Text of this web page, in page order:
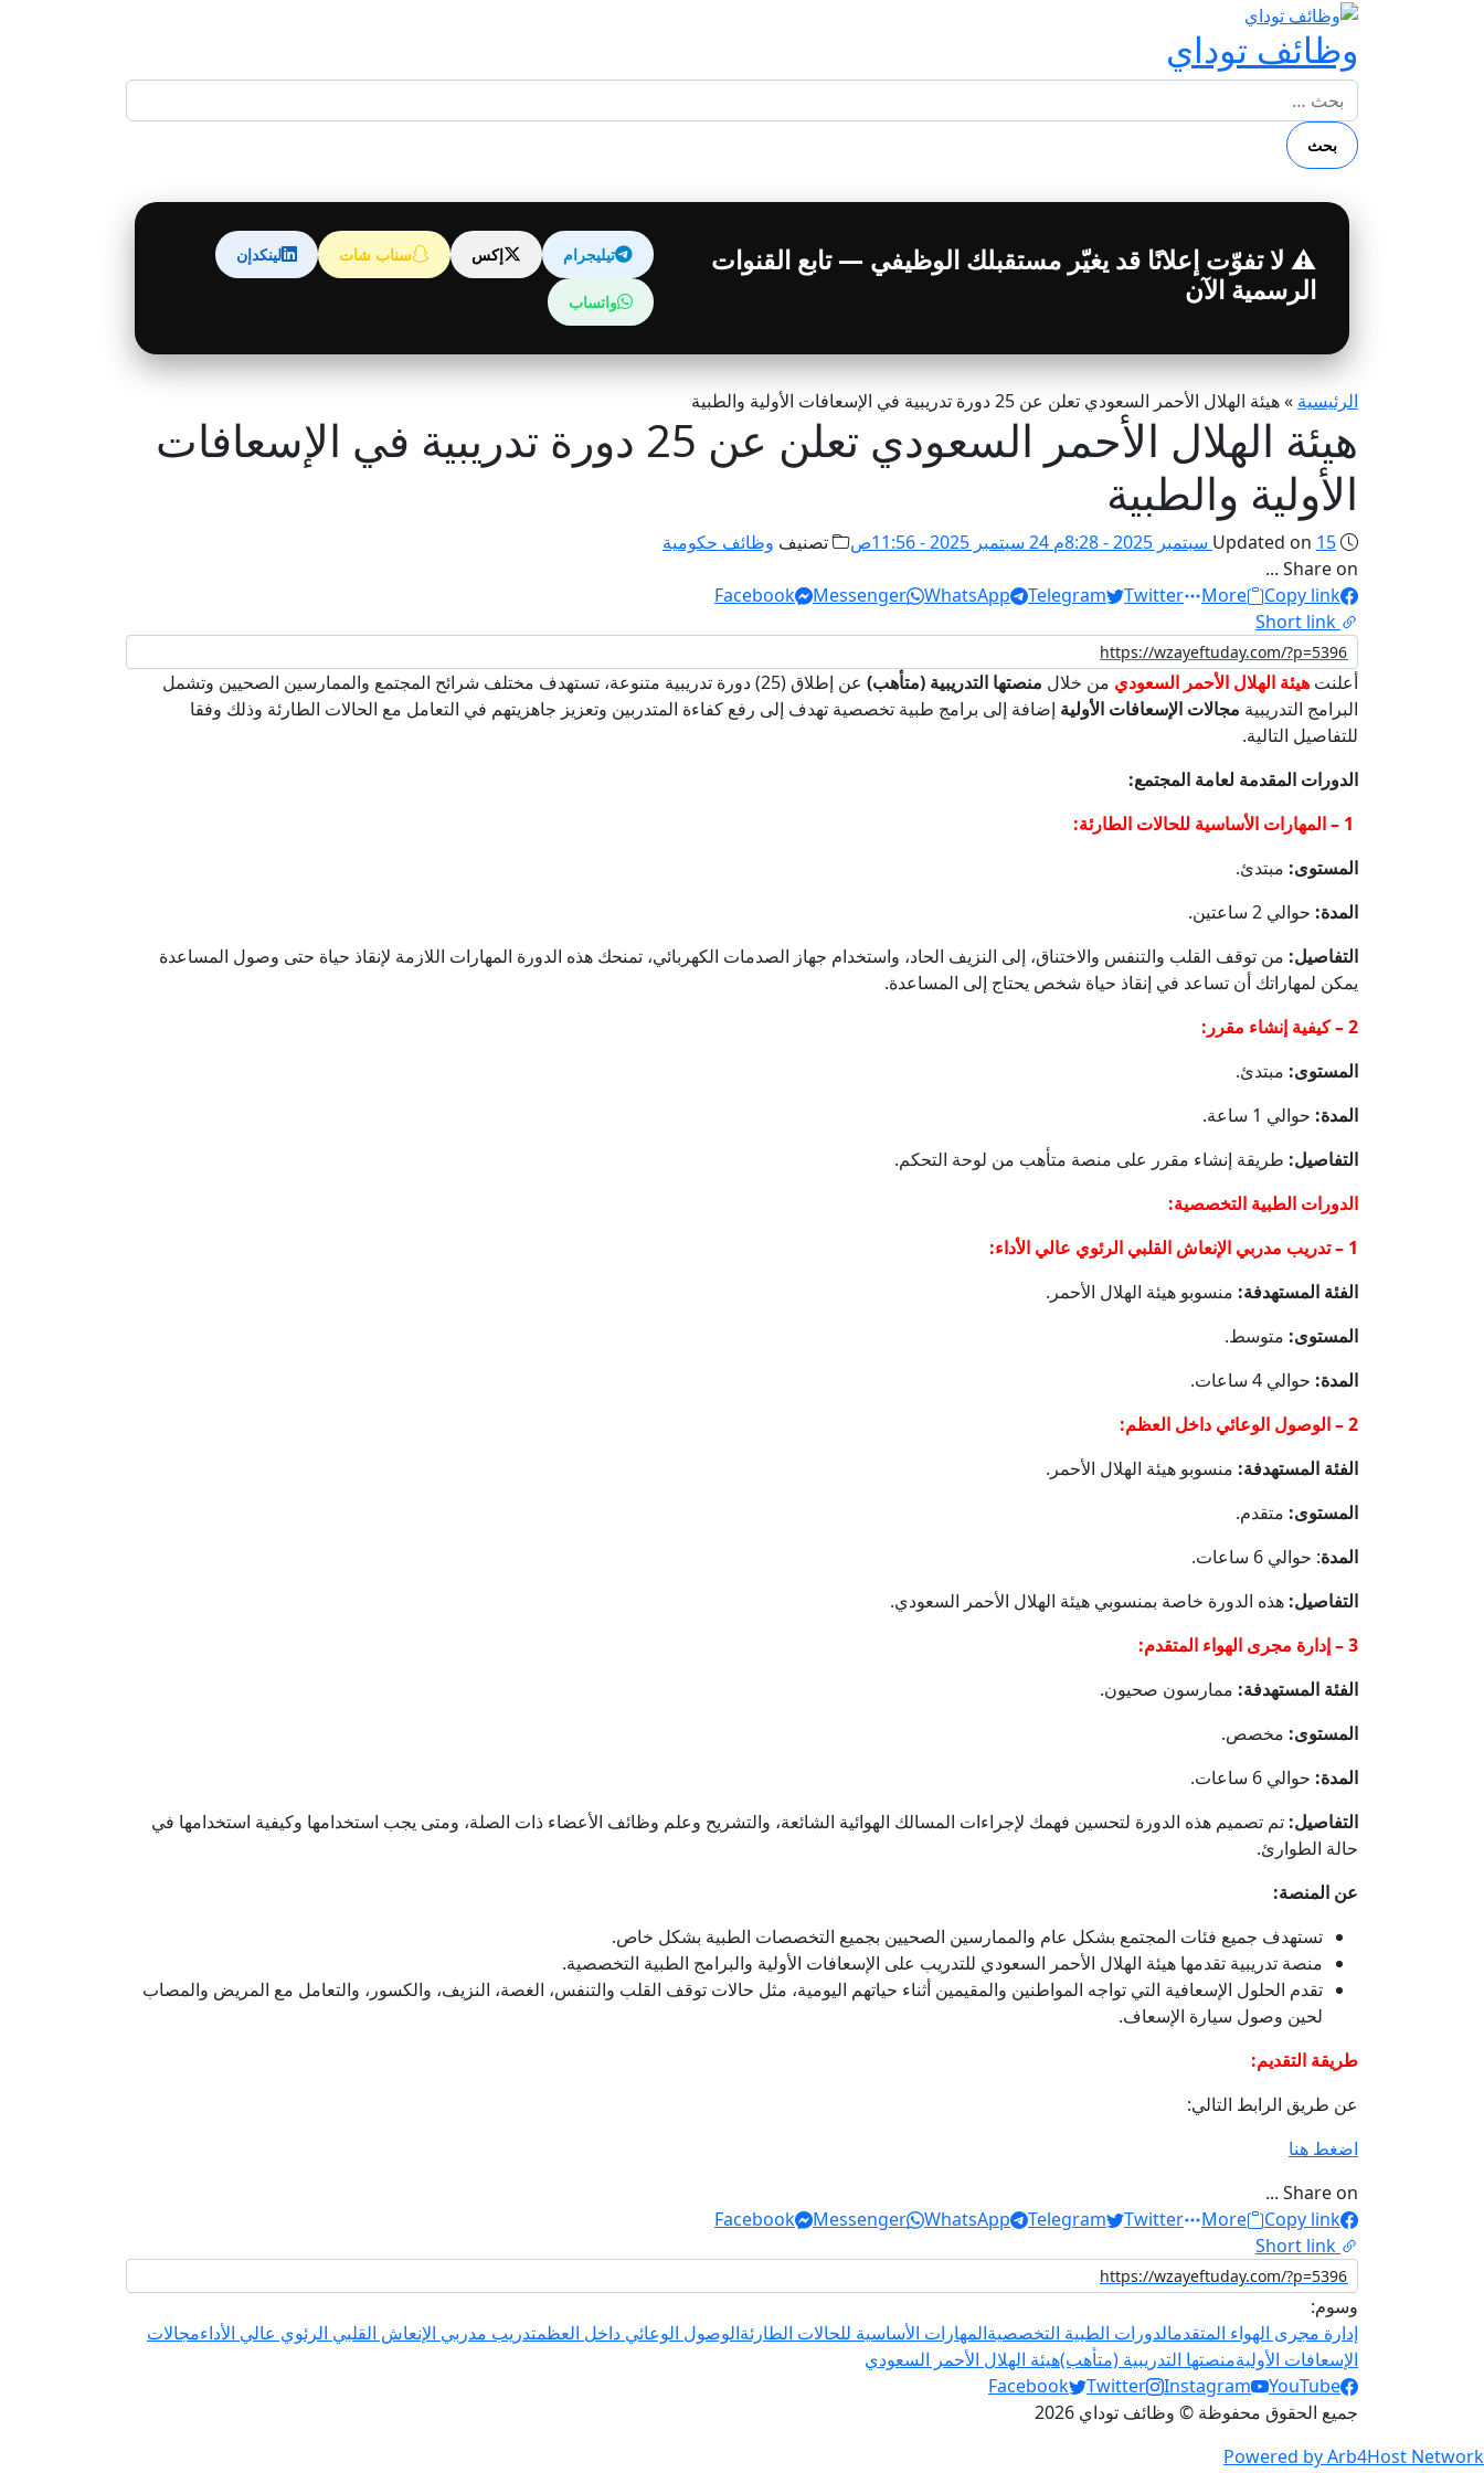
وظائف توداي
البحث عن:
⚠️ لا تفوّت إعلانًا قد يغيّر مستقبلك الوظيفي — تابع القنوات
الرسمية الآن
تيليجرام إكس سناب شات لينكدإن
واتساب
الرئيسية »هيئة الهلال الأحمر السعودي تعلن عن 25 دورة تدريبية في الإسعافات الأولية والطبية
هيئة الهلال الأحمر السعودي تعلن عن 25 دورة تدريبية في الإسعافات
الأولية والطبية
Updated on 15 سبتمبر 2025 - 8:28م 24 سبتمبر 2025 - 11:56ص تصنيف وظائف حكومية
Share on ...
Facebook
Messenger WhatsApp Telegram Twitter More
Copy link
Short link
أعلنت هيئة الهلال الأحمر السعودي من خلال منصتها التدريبية (متأهب)
عن إطلاق (25) دورة تدريبية متنوعة، تستهدف مختلف شرائح المجتمع والممارسين الصحيين وتشمل
البرامج التدريبية مجالات الإسعافات الأولية إضافة إلى برامج طبية تخصصية تهدف إلى رفع كفاءة المتدربين وتعزيز جاهزيتهم في التعامل مع الحالات الطارئة وذلك وفقا
للتفاصيل التالية.
الدورات المقدمة لعامة المجتمع:
المستوى: مبتدئ.
المدة: حوالي 2 ساعتين.
التفاصيل: من توقف القلب والتنفس والاختناق، إلى النزيف الحاد، واستخدام جهاز الصدمات الكهربائي، تمنحك هذه الدورة المهارات اللازمة لإنقاذ حياة حتى وصول المساعدة
يمكن لمهاراتك أن تساعد في إنقاذ حياة شخص يحتاج إلى المساعدة.
2 – كيفية إنشاء مقرر:
المستوى: مبتدئ.
المدة: حوالي 1 ساعة.
التفاصيل: طريقة إنشاء مقرر على منصة متأهب من لوحة التحكم.
الدورات الطبية التخصصية:
1 – تدريب مدربي الإنعاش القلبي الرئوي عالي الأداء:
الفئة المستهدفة: منسوبو هيئة الهلال الأحمر.
المستوى: متوسط.
المدة: حوالي 4 ساعات.
2 – الوصول الوعائي داخل العظم:
الفئة المستهدفة: منسوبو هيئة الهلال الأحمر.
المستوى: متقدم.
المدة: حوالي 6 ساعات.
التفاصيل: هذه الدورة خاصة بمنسوبي هيئة الهلال الأحمر السعودي.
3 – إدارة مجرى الهواء المتقدم:
الفئة المستهدفة: ممارسون صحيون.
المستوى: مخصص.
المدة: حوالي 6 ساعات.
التفاصيل: تم تصميم هذه الدورة لتحسين فهمك لإجراءات المسالك الهوائية الشائعة، والتشريح وعلم وظائف الأعضاء ذات الصلة، ومتى يجب استخدامها وكيفية استخدامها في
حالة الطوارئ.
عن المنصة:
تستهدف جميع فئات المجتمع بشكل عام والممارسين الصحيين بجميع التخصصات الطبية بشكل خاص.
منصة تدريبية تقدمها هيئة الهلال الأحمر السعودي للتدريب على الإسعافات الأولية والبرامج الطبية التخصصية.
تقدم الحلول الإسعافية التي تواجه المواطنين والمقيمين أثناء حياتهم اليومية، مثل حالات توقف القلب والتنفس، الغصة، النزيف، والكسور، والتعامل مع المريض والمصاب
لحين وصول سيارة الإسعاف.
طريقة التقديم:
عن طريق الرابط التالي:
اضغط هنا
Share on ...
Facebook
Messenger WhatsApp Telegram Twitter More
Copy link
Short link
وسوم:
إدارة مجرى الهواء المتقدمالدورات الطبية التخصصيةالمهارات الأساسية للحالات الطارئةالوصول الوعائي داخل العظمتدريب مدربي الإنعاش القلبي الرئوي عالي الأداءمجالات
الإسعافات الأوليةمنصتها التدريبية (متأهب)هيئة الهلال الأحمر السعودي
Social Links
Facebook Twitter Instagram
YouTube
جميع الحقوق محفوظة © وظائف توداي 2026
Powered by Arb4Host Network